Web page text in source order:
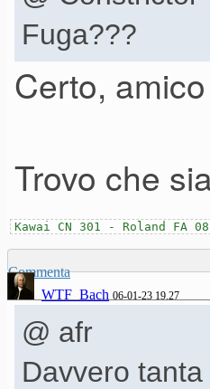
Fuga???
Certo,
Trovo che
Kawai CN 301 - Roland FA
Commenta
WTF_Bach 06-01-23 19.27
@ afr
Davvero